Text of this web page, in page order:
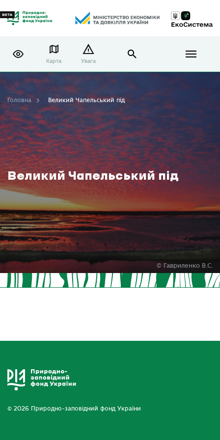
Карта Увага
Великий Чапельський під
Головна Великий Чапельський під
© Гавриленко В.С.
© 2026 Природно-заповідний фонд України